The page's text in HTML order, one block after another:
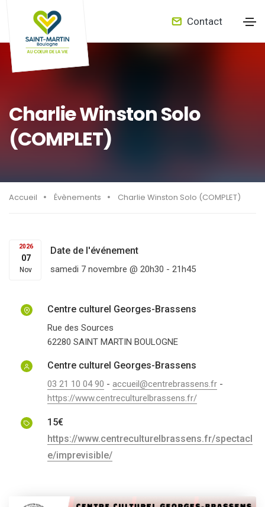
Contact
Charlie Winston Solo
(COMPLET)
Accueil Évènements Charlie Winston Solo (COMPLET)
2026
07
Nov
Date de l'événement
samedi 7 novembre @ 20h30 - 21h45
Centre culturel Georges-Brassens
Rue des Sources
62280 SAINT MARTIN BOULOGNE
Centre culturel Georges-Brassens
03 21 10 04 90 - accueil@centrebrassens.fr -
https://www.centreculturelbrassens.fr/
15€
https://www.centreculturelbrassens.fr/spectacl
e/imprevisible/